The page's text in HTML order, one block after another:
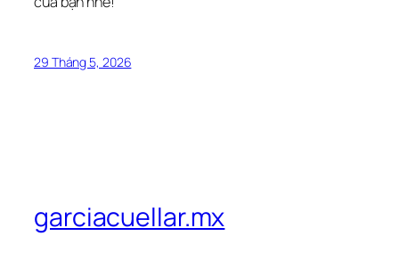
29 Tháng 5, 2026
garciacuellar.mx